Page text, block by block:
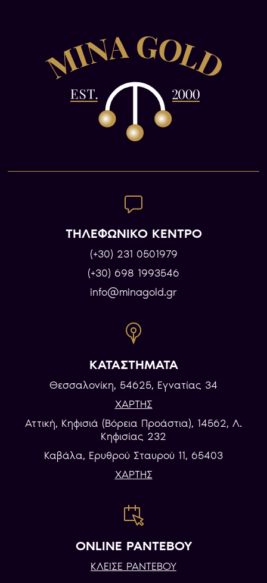
ΤΗΛΕΦΩΝΙΚΟ ΚΕΝΤΡΟ
(+30) 231 0501979
(+30) 698 1993546
info@minagold.gr
ΚΑΤΑΣΤΗΜΑΤΑ
Θεσσαλονίκη, 54625, Εγνατίας 34
ΧΑΡΤΗΣ
Αττική, Κηφισιά (Βόρεια Προάστια), 14562, Λ.
Κηφισίας 232
Καβάλα, Eρυθρού Σταυρού 11, 65403
ΧΑΡΤΗΣ
ONLINE ΡΑΝΤΕΒΟΥ
ΚΛΕΙΣΕ ΡΑΝΤΕΒΟΥ